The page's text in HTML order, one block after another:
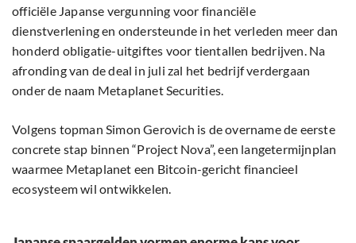
officiële Japanse vergunning voor financiële
dienstverlening en ondersteunde in het verleden meer dan
honderd obligatie-uitgiftes voor tientallen bedrijven. Na
afronding van de deal in juli zal het bedrijf verdergaan
onder de naam Metaplanet Securities.
Volgens topman Simon Gerovich is de overname de eerste
concrete stap binnen “Project Nova”, een langetermijnplan
waarmee Metaplanet een Bitcoin-gericht financieel
ecosysteem wil ontwikkelen.